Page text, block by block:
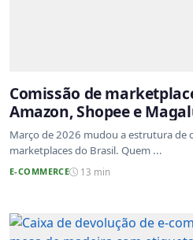
Comissão de
Amazon, Shopee e
atualizadas
Março de 2026 mudou a estrutura de
marketplaces do Brasil. Quem ...
E-COMMERCE 13 min